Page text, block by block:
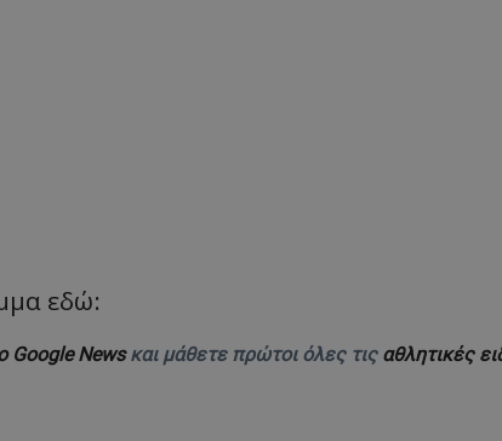
εδώ:
Google Newsκαι μάθετε πρώτοι όλες τις αθλητικές